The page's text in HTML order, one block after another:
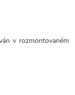
v rozmontovaném